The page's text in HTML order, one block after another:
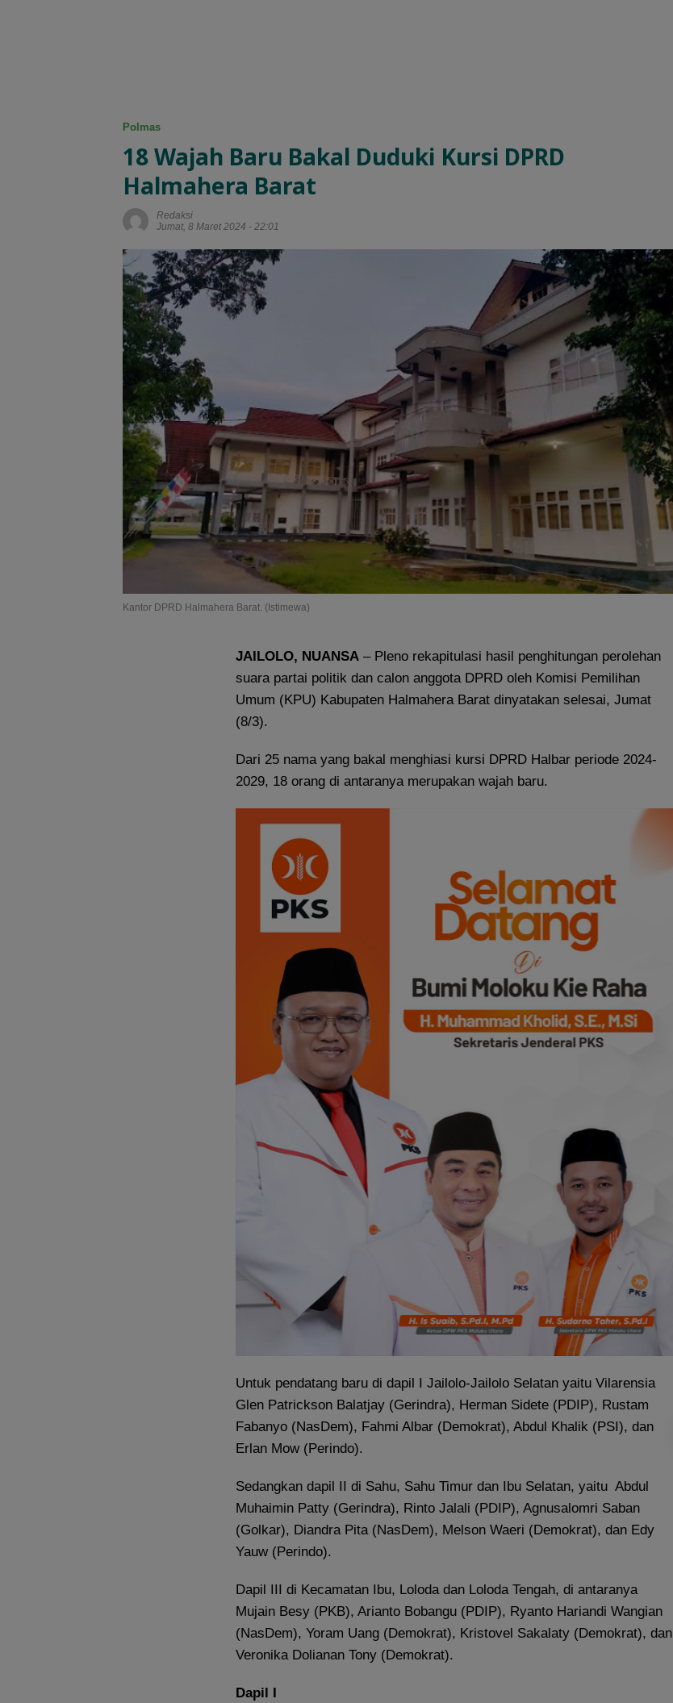
Polmas
18 Wajah Baru Bakal Duduki Kursi DPRD
Halmahera Barat
Redaksi
Jumat, 8 Maret 2024 - 22:01
Kantor DPRD Halmahera Barat. (Istimewa)
JAILOLO, NUANSA – Pleno rekapitulasi hasil penghitungan perolehan
suara partai politik dan calon anggota DPRD oleh Komisi Pemilihan
Umum (KPU) Kabupaten Halmahera Barat dinyatakan selesai, Jumat
(8/3).
Dari 25 nama yang bakal menghiasi kursi DPRD Halbar periode 2024-
2029, 18 orang di antaranya merupakan wajah baru.
Untuk pendatang baru di dapil I Jailolo-Jailolo Selatan yaitu Vilarensia
Glen Patrickson Balatjay (Gerindra), Herman Sidete (PDIP), Rustam
Fabanyo (NasDem), Fahmi Albar (Demokrat), Abdul Khalik (PSI), dan
Erlan Mow (Perindo).
Sedangkan dapil II di Sahu, Sahu Timur dan Ibu Selatan, yaitu Abdul
Muhaimin Patty (Gerindra), Rinto Jalali (PDIP), Agnusalomri Saban
(Golkar), Diandra Pita (NasDem), Melson Waeri (Demokrat), dan Edy
Yauw (Perindo).
Dapil III di Kecamatan Ibu, Loloda dan Loloda Tengah, di antaranya
Mujain Besy (PKB), Arianto Bobangu (PDIP), Ryanto Hariandi Wangian
(NasDem), Yoram Uang (Demokrat), Kristovel Sakalaty (Demokrat), dan
Veronika Dolianan Tony (Demokrat).
Dapil I